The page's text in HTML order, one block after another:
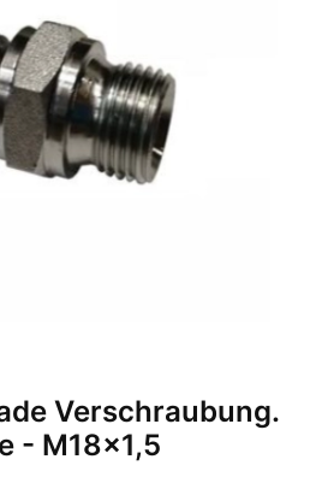
Verschraubung.
- M18x1,5